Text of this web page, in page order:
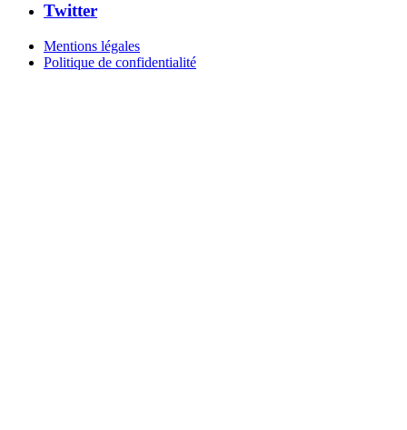
Twitter
Mentions légales
Politique de confidentialité